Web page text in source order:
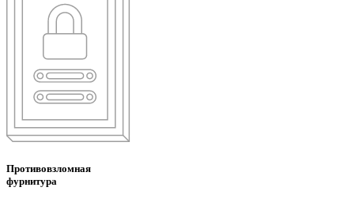
Противовзломная
фурнитура